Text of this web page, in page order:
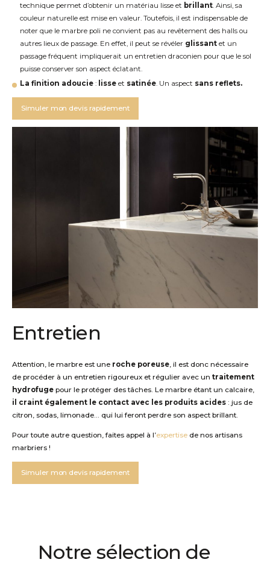
technique permet d’obtenir un matériau lisse et brillant. Ainsi, sa
couleur naturelle est mise en valeur. Toutefois, il est indispensable de
noter que le marbre poli ne convient pas au revêtement des halls ou
autres lieux de passage. En effet, il peut se révéler glissantet un
passage fréquent impliquerait un entretien draconien pour que le sol
puisse conserver son aspect éclatant.
La finition adoucie: lisseet satinée. Un aspect sans reflets.
Simuler mon devis rapidement
Entretien
Attention, le marbre est une roche poreuse, il est donc nécessaire
de procéder à un entretien rigoureux et régulier avec un traitement
hydrofuge pour le protéger des tâches. Le marbre étant un calcaire,
il craint également le contact avec les produits acides : jus de
citron, sodas, limonade… qui lui feront perdre son aspect brillant.
Pour toute autre question, faites appel à l’expertise de nos artisans
marbriers !
Simuler mon devis rapidement
Notre sélection de